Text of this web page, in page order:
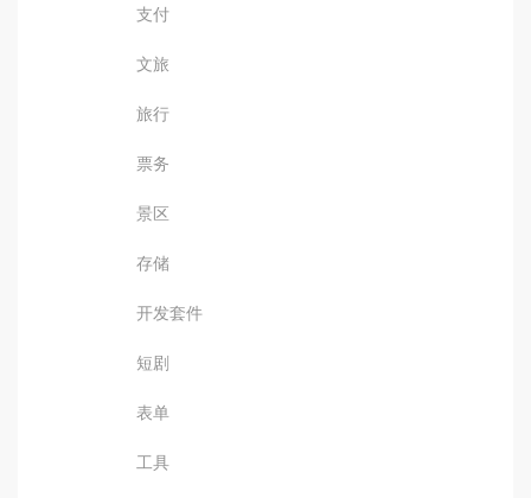
支付
文旅
旅行
票务
景区
存储
开发套件
短剧
表单
工具